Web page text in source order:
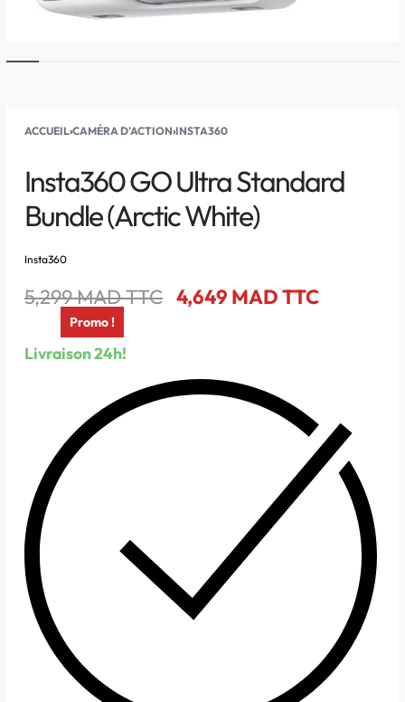
ACCUEIL›CAMÉRA D'ACTION›INSTA360
Insta360 GO Ultra Standard
Bundle (Arctic White)
Insta360
5,299MAD TTC 4,649 MAD TTC
Promo !
Livraison 24h!